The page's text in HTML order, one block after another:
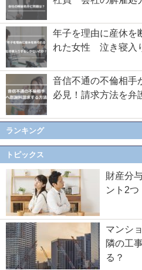
年子を理由に産休を
れた女性 泣き寝入
音信不通の不倫相手
必見！請求方法を弁
ランキング
トピックス
財産分
ント2つ
マンシ
隣の工
る？